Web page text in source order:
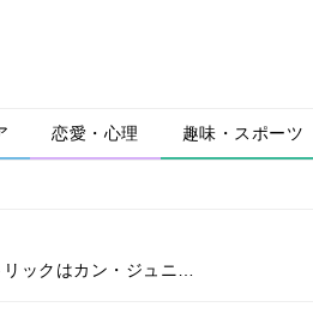
恋愛・心理 趣味・スポーツ
ックはカン・ジュニ…